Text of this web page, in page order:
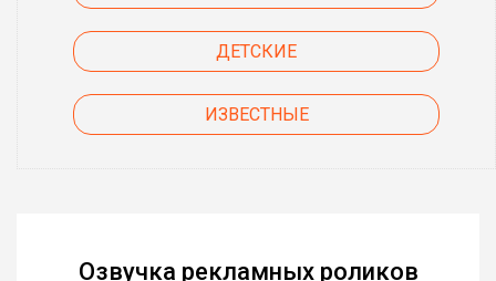
ДЕТСКИЕ
ИЗВЕСТНЫЕ
Озвучка рекламных роликов